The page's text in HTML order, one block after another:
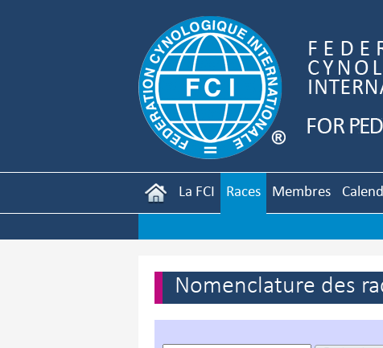
La FCI Races Membres
Nomenclature des